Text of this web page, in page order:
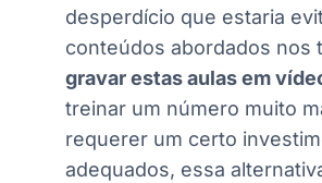
desperdício que estaria
conteúdos abordados nos
gravar estas aulas em
treinar um número muito
requerer um certo
adequados, essa